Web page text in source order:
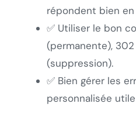
répondent bien
✅ Utiliser le bon
(permanente),
(suppression).
✅ Bien gérer les
personnalisée